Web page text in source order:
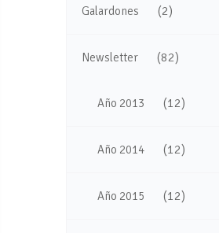
Galardones (2)
Newsletter (82)
Año 2013 (12)
Año 2014 (12)
Año 2015 (12)